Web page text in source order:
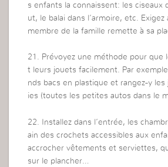
s enfants la connaissent: les ciseaux
ut, le balai dans l’armoire, etc. Exigez
membre de la famille remette à sa
21. Prévoyez une méthode pour que
t leurs jouets facilement. Par
nds bacs en plastique et rangez-y
ies (toutes les petites autos dans le
22. Installez dans l’entrée, les
ain des crochets accessibles aux
accrocher vêtements et serviettes,
sur le plancher…